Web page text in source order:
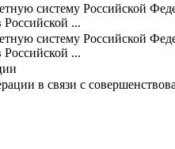
систему Российской
...
систему Российской
...
в связи с